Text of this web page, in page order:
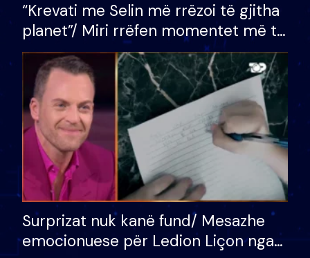
“Krevati me Selin më rrëzoi të gjitha
planet”/ Miri rrëfen momentet më të
bukura në shtëpinë e BB VIP: Do më
mungojë zilja e mëngjesit kur…
Surprizat nuk kanë fund/ Mesazhe
emocionuese për Ledion Liçon nga